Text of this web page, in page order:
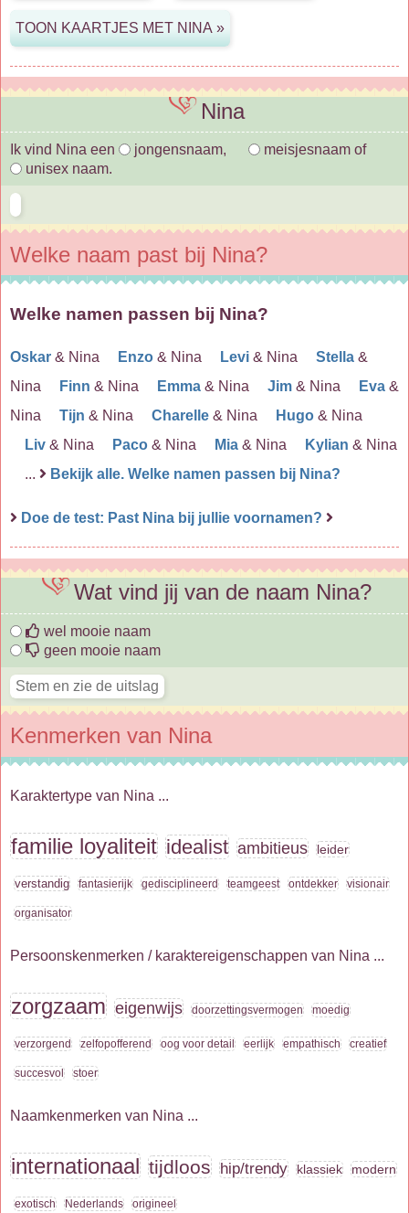
Nina
Ik vind Nina een jongensnaam,
meisjesnaam of
unisex naam.
Welke naam past bij Nina?
Welke namen passen bij Nina?
Oskar & Nina Enzo & Nina Levi & Nina Stella &
Nina
Finn & Nina Emma & Nina Jim & Nina Eva &
Nina Tijn & Nina Charelle & Nina Hugo & Nina
Liv & Nina Paco & Nina Mia & Nina Kylian & Nina
...
Bekijk alle. Welke namen passen bij Nina?
Doe de test: Past Nina bij jullie voornamen?
Wat vind jij van de naam Nina?
wel mooie naam
geen mooie naam
Kenmerken van Nina
Karaktertype van Nina ...
familie loyaliteit idealist ambitieus leider
verstandig fantasierijk gedisciplineerd teamgeest ontdekker visionair
organisator
Persoonskenmerken / karaktereigenschappen van Nina ...
zorgzaam eigenwijs doorzettingsvermogen moedig
verzorgend zelfopofferend oog voor detail eerlijk empathisch creatief
succesvol stoer
Naamkenmerken van Nina ...
internationaal tijdloos hip/trendy klassiek modern
exotisch Nederlands origineel